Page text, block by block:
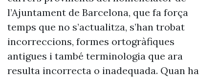
l’Ajuntament de Barcelona, que fa força
temps que no s’actualitza, s’han trobat
incorreccions, formes ortogràfiques
antigues i també terminologia que ara
resulta incorrecta o inadequada. Quan ha